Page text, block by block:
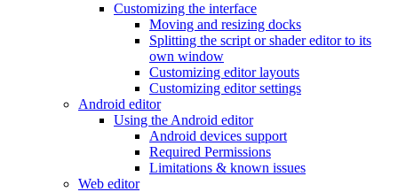
Customizing the interface
Moving and resizing docks
Splitting the script or shader editor to its
own window
Customizing editor layouts
Customizing editor settings
Android editor
Using the Android editor
Android devices support
Required Permissions
Limitations & known issues
Web editor